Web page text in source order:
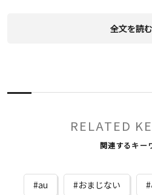
全文を読む
RELATED
関連するキー
au おまじない